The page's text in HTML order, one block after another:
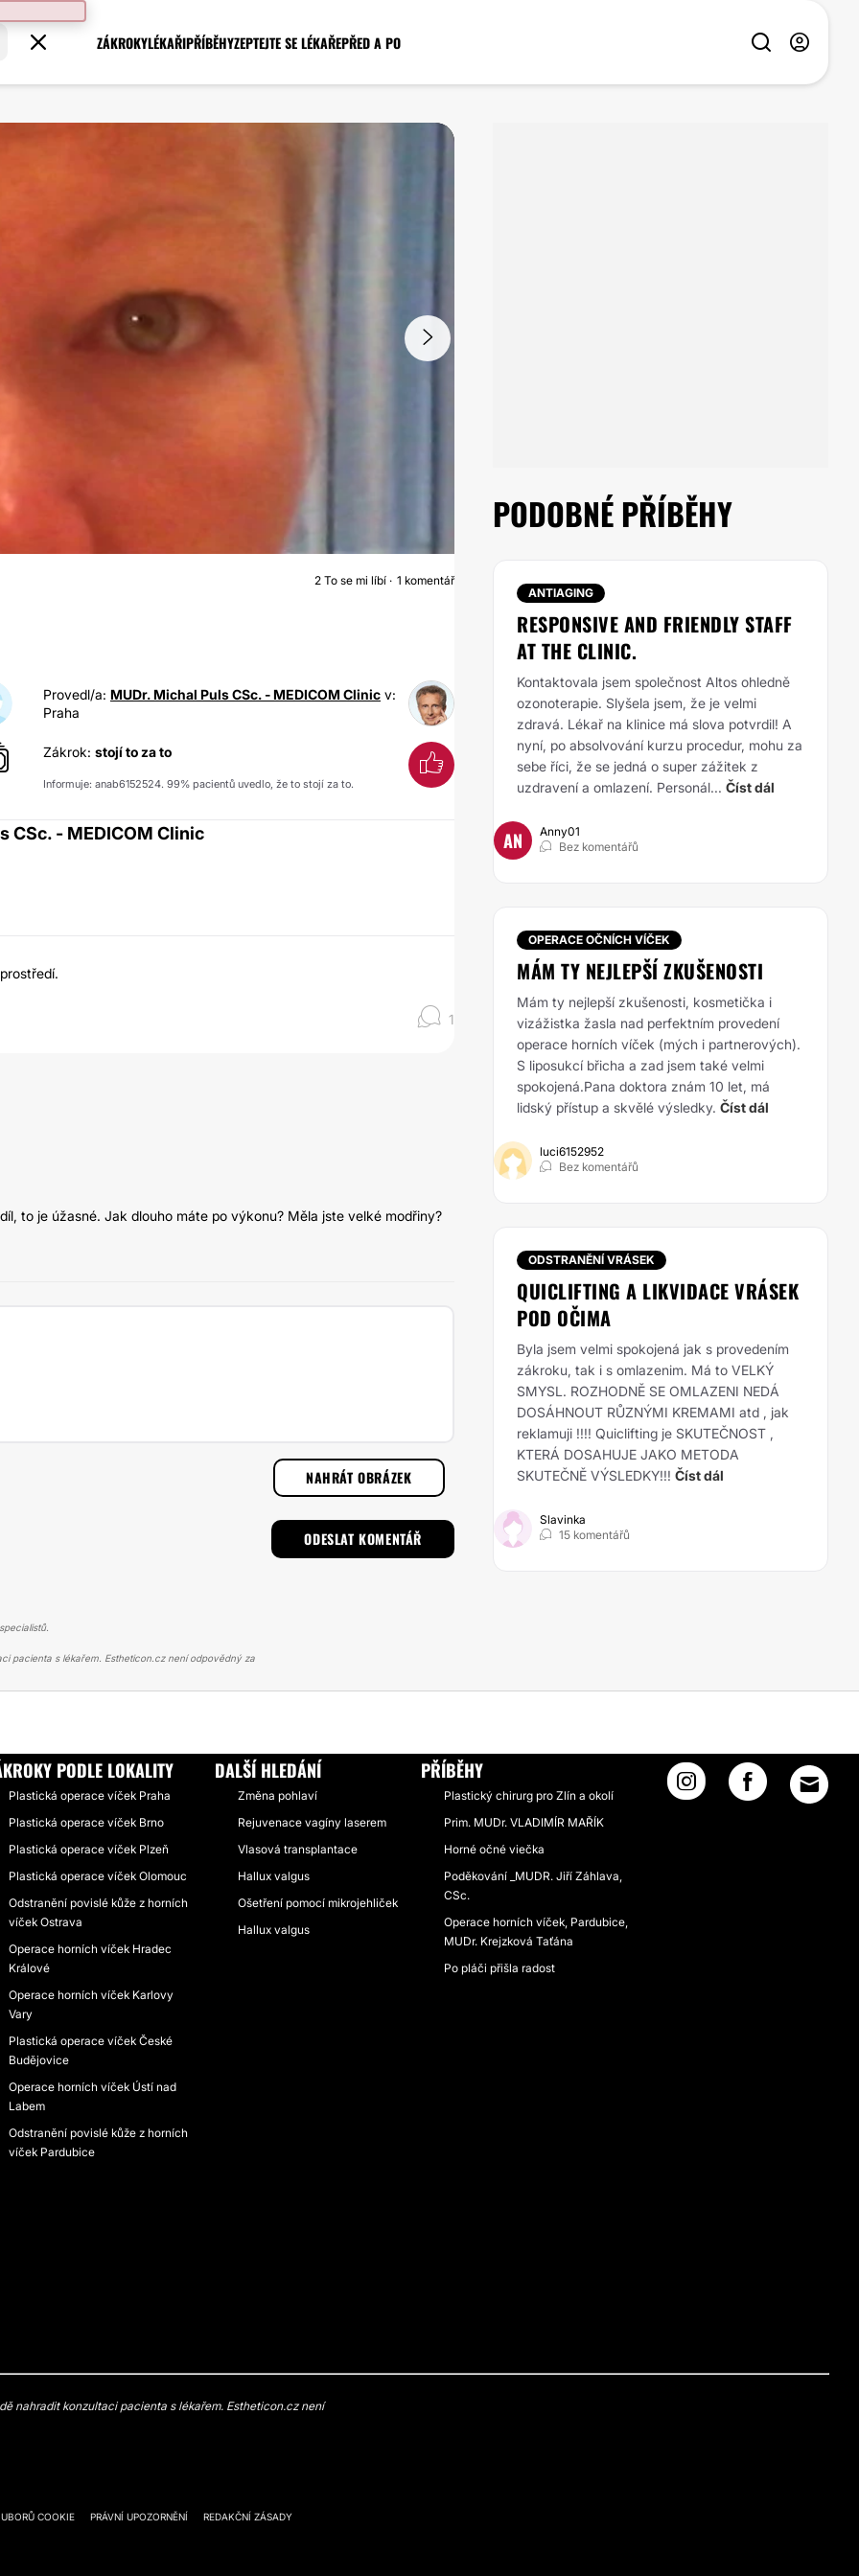
ZÁKROKYLÉKAŘIPŘÍBĚHYZEPTEJTE SE LÉKAŘEPŘED A PO
OPERACE HORNÍCH VÍČEK
2 To se mi líbí 1 komentář
Provedl/a: MUDr. Michal Puls CSc. - MEDICOM Clinic v:
Praha
Zákrok: stojí to za to
Informuje: anab6152524. 99% pacientů uvedlo, že to stojí za to.
CSc. - MEDICOM Clinic
1
to je úžasné. Jak dlouho máte po výkonu? Měla jste velké modřiny?
NAHRÁT OBRÁZEK
PODOBNÉ PŘÍBĚHY
ANTIAGING
RESPONSIVE AND FRIENDLY STAFF
AT THE CLINIC.
Kontaktovala jsem společnost Altos ohledně
ozonoterapie. Slyšela jsem, že je velmi
zdravá. Lékař na klinice má slova potvrdil! A
nyní, po absolvování kurzu procedur, mohu za
sebe říci, že se jedná o super zážitek z
uzdravení a omlazení. Personál... Číst dál
AN
Anny01
Bez komentářů
OPERACE OČNÍCH VÍČEK
MÁM TY NEJLEPŠÍ ZKUŠENOSTI
Mám ty nejlepší zkušenosti, kosmetička i
vizážistka žasla nad perfektním provedení
operace horních víček (mých i partnerových).
S liposukcí břicha a zad jsem také velmi
spokojená.Pana doktora znám 10 let, má
lidský přístup a skvělé výsledky. Číst dál
luci6152952
Bez komentářů
ODSTRANĚNÍ VRÁSEK
QUICLIFTING A LIKVIDACE VRÁSEK
POD OČIMA
Byla jsem velmi spokojená jak s provedením
zákroku, tak i s omlazenim. Má to VELKÝ
SMYSL. ROZHODNĚ SE OMLAZENI NEDÁ
DOSÁHNOUT RŮZNÝMI KREMAMI atd , jak
reklamuji !!!! Quiclifting je SKUTEČNOST ,
KTERÁ DOSAHUJE JAKO METODA
SKUTEČNĚ VÝSLEDKY!!! Číst dál
Slavinka
15 komentářů
pacienta s lékařem. Estheticon.cz není odpovědný za
VÍČEK
PODLE LOKALITY
Plastická operace víček Praha
Plastická operace víček Brno
Plastická operace víček Plzeň
Plastická operace víček Olomouc
Odstranění povislé kůže z horních
víček Ostrava
Operace horních víček Hradec
Králové
Operace horních víček Karlovy
Vary
Plastická operace víček České
Budějovice
Operace horních víček Ústí nad
Labem
Odstranění povislé kůže z horních
víček Pardubice
DALŠÍ HLEDÁNÍ
Změna pohlaví
Rejuvenace vagíny laserem
Vlasová transplantace
Hallux valgus
Ošetření pomocí mikrojehliček
Hallux valgus
PŘÍBĚHY
Plastický chirurg pro Zlín a okolí
Prim. MUDr. VLADIMÍR MAŘÍK
Horné očné viečka
Poděkování _MUDR. Jiří Záhlava,
CSc.
Operace horních víček, Pardubice,
MUDr. Krejzková Taťána
Po pláči přišla radost
nahradit konzultaci pacienta s lékařem. Estheticon.cz není
COOKIE PRÁVNÍ UPOZORNĚNÍ REDAKČNÍ ZÁSADY